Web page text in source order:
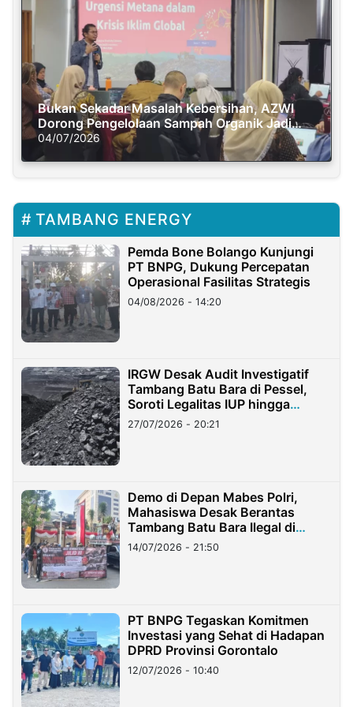
Bukan Sekadar Masalah Kebersihan, AZWI
Dorong Pengelolaan Sampah Organik Jadi
Solusi Krisis Iklim
04/07/2026
TAMBANG ENERGY
Pemda Bone Bolango Kunjungi
PT BNPG, Dukung Percepatan
Operasional Fasilitas Strategis
04/08/2026 - 14:20
IRGW Desak Audit Investigatif
Tambang Batu Bara di Pessel,
Soroti Legalitas IUP hingga
Stockpile
27/07/2026 - 20:21
Demo di Depan Mabes Polri,
Mahasiswa Desak Berantas
Tambang Batu Bara Ilegal di
Lampung
14/07/2026 - 21:50
PT BNPG Tegaskan Komitmen
Investasi yang Sehat di Hadapan
DPRD Provinsi Gorontalo
12/07/2026 - 10:40